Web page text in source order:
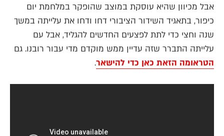
אבל מכיוון שהיא עוסקת במוצב שהופקר במלחמת יום
כיפור, בתאגיד השידור הציבורי דחו ודחו את עלייתה במשך
שנה וחצי כדי לתת לפצעים החדשים להגליד, אבל עם
עלייתה התברר שזה עדיין ממש מוקדם מדי עבור רובנו. גם
הטראומה הזאת כאן כדי להישאר.